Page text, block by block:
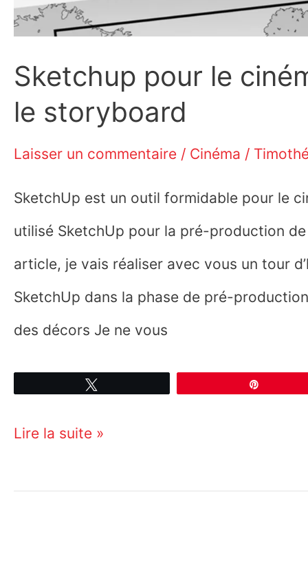
Sketchup pour le
le storyboard
Laisser un commentaire / Cinéma /
SketchUp est un outil formidable pour le
utilisé SketchUp pour la pré-production
article, je vais réaliser avec vous un tour
SketchUp dans la phase de pré-
des décors Je ne vous
Sketchup
Lire la suite »